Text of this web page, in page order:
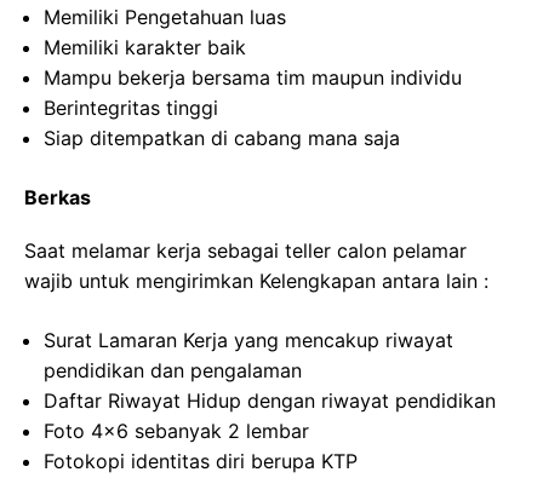
Memiliki Pengetahuan luas
Memiliki karakter baik
Mampu bekerja bersama tim maupun individu
Berintegritas tinggi
Siap ditempatkan di cabang mana saja
Berkas
Saat melamar kerja sebagai teller calon pelamar
wajib untuk mengirimkan Kelengkapan antara lain :
Surat Lamaran Kerja yang mencakup riwayat
pendidikan dan pengalaman
Daftar Riwayat Hidup dengan riwayat pendidikan
Foto 4×6 sebanyak 2 lembar
Fotokopi identitas diri berupa KTP